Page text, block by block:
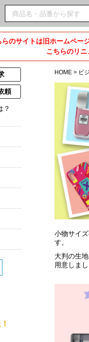
らのサイトは旧ホームペー
こちらのリ
頼
？
HOME > ビ
小物サイ
す。
大判の生
用意しま